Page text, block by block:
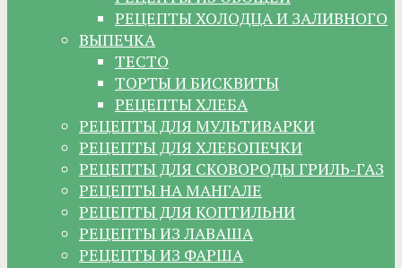
РЕЦЕПТЫ ХОЛОДЦА И ЗАЛИВНОГО
ВЫПЕЧКА
ТЕСТО
ТОРТЫ И БИСКВИТЫ
РЕЦЕПТЫ ХЛЕБА
РЕЦЕПТЫ ДЛЯ МУЛЬТИВАРКИ
РЕЦЕПТЫ ДЛЯ ХЛЕБОПЕЧКИ
РЕЦЕПТЫ ДЛЯ СКОВОРОДЫ ГРИЛЬ-ГАЗ
РЕЦЕПТЫ НА МАНГАЛЕ
РЕЦЕПТЫ ДЛЯ КОПТИЛЬНИ
РЕЦЕПТЫ ИЗ ЛАВАША
РЕЦЕПТЫ ИЗ ФАРША